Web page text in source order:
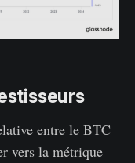
entre le BTC
vers la métrique